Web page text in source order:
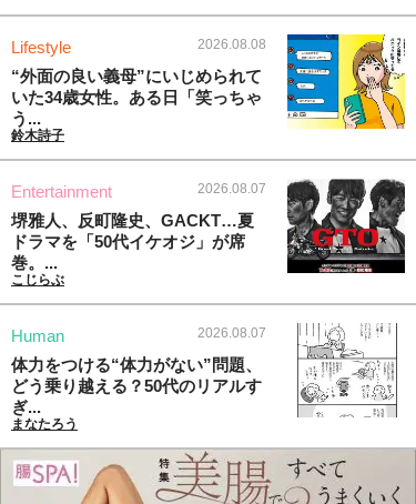
Lifestyle 2026.08.08
“外面の良い義母”にいじめられて
いた34歳女性。ある日「笑っちゃ
う...
鈴木詩子
Entertainment 2026.08.07
堺雅人、反町隆史、GACKT…夏
ドラマを「50代イケオジ」が席
巻。...
こじらぶ
Human 2026.08.07
体力をつける“体力がない”問題、
どう乗り越える？50代のリアルす
ぎ...
まなたろう